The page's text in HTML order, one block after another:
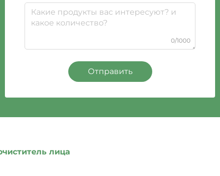
0/1000
Отправить
лица